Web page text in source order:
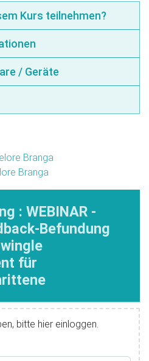
Kurs teilnehmen?
/ Geräte
Branga
: WEBINAR -
Befundung
für
bitte hier einloggen.